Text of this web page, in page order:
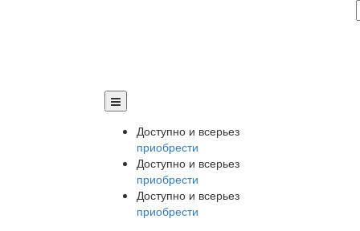
Доступно и всерьез
приобрести
Доступно и всерьез
приобрести
Доступно и всерьез
приобрести